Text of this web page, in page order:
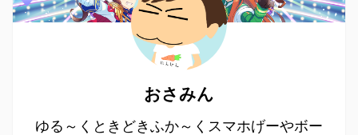
おさみん
ゆる～くときどきふか～くスマホげーやボー